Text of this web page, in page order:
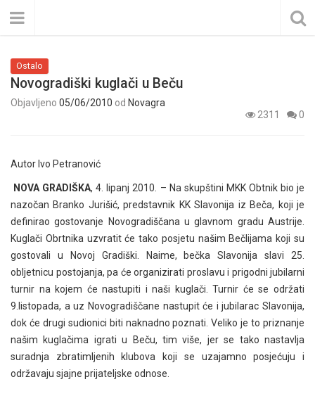
Ostalo
Novogradiški kuglači u Beču
Objavljeno 05/06/2010 od Novagra
2311
0
Autor Ivo Petranović
NOVA GRADIŠKA, 4. lipanj 2010. – Na skupštini MKK Obtnik bio je
nazočan Branko Jurišić, predstavnik KK Slavonija iz Beča, koji je
definirao gostovanje Novogradiščana u glavnom gradu Austrije.
Kuglači Obrtnika uzvratit će tako posjetu našim Bečlijama koji su
gostovali u Novoj Gradiški. Naime, bečka Slavonija slavi 25.
obljetnicu postojanja, pa će organizirati proslavu i prigodni jubilarni
turnir na kojem će nastupiti i naši kuglači. Turnir će se održati
9.listopada, a uz Novogradiščane nastupit će i jubilarac Slavonija,
dok će drugi sudionici biti naknadno poznati. Veliko je to priznanje
našim kuglačima igrati u Beču, tim više, jer se tako nastavlja
suradnja zbratimljenih klubova koji se uzajamno posjećuju i
održavaju sjajne prijateljske odnose.